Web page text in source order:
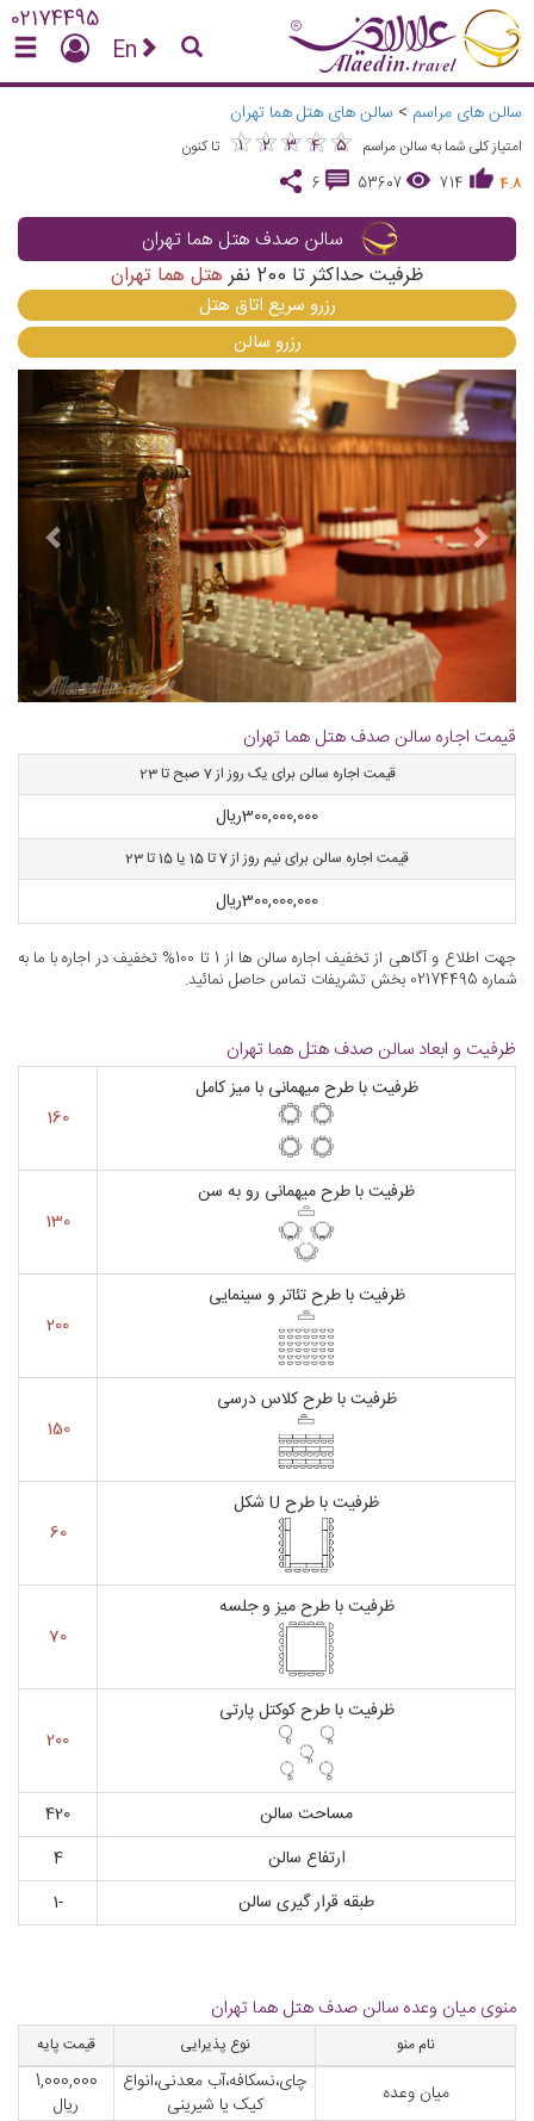
02174495
En
سالن های مراسم > سالن های هتل هما تهران
امتیاز کلی شما به سالن مراسم ★
1 ★
2 ★
3 ★
4 ★
5
★★★★★
تا کنون
4.8
714
53607
6
سالن صدف هتل هما تهران
ظرفیت حداکثر تا 200 نفر هتل هما تهران
رزرو سریع اتاق هتل
رزرو سالن
Next
قیمت اجاره سالن صدف هتل هما تهران
قیمت اجاره سالن برای یک روز از 7 صبح تا 23
300,000,000ریال
قیمت اجاره سالن برای نیم روز از 7 تا 15 یا 15 تا 23
300,000,000ریال
جهت اطلاع و آگاهی از تخفیف اجاره سالن ها از 1 تا 100% تخفیف در اجاره با ما به
شماره 02174495 بخش تشریفات تماس حاصل نمائید.
ظرفیت و ابعاد سالن صدف هتل هما تهران
ظرفیت با طرح میهمانی با میز کامل
160
ظرفیت با طرح میهمانی رو به سن
130
ظرفیت با طرح تئاتر و سینمایی
200
ظرفیت با طرح کلاس درسی
150
ظرفیت با طرح U شکل
60
ظرفیت با طرح میز و جلسه
70
ظرفیت با طرح کوکتل پارتی
200
مساحت سالن
420
ارتفاع سالن
4
طبقه قرار گیری سالن
-1
منوی میان وعده سالن صدف هتل هما تهران
نام منو نوع پذیرایی قیمت پایه
میان وعده
چای،نسکافه،آب معدنی،انواع
کیک یا شیرینی
1,000,000
ریال